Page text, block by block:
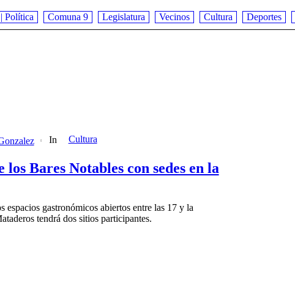
Política Comuna 9 Legislatura Vecinos Cultura Deportes
In Cultura
los Bares Notables con sedes en la
espacios gastronómicos abiertos entre las 17 y la
tendrá dos sitios participantes.